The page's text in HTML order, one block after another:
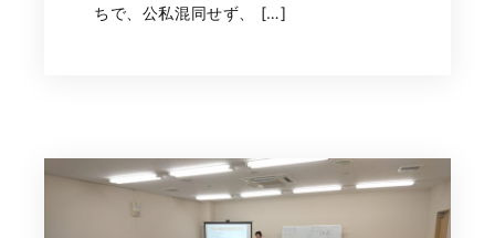
ちで、公私混同せず、 […]